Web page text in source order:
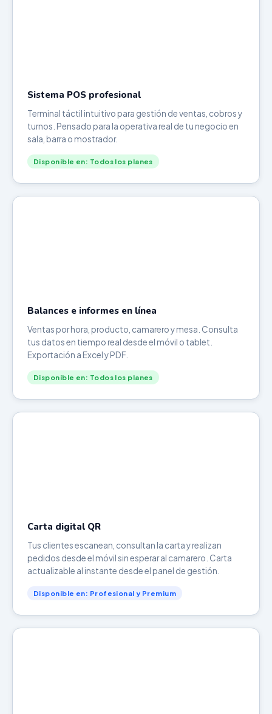
Sistema POS profesional
Terminal táctil intuitivo para gestión de ventas, cobros y
turnos. Pensado para la operativa real de tu negocio en
sala, barra o mostrador.
Disponible en: Todos los planes
Balances e informes en línea
Ventas por hora, producto, camarero y mesa. Consulta
tus datos en tiempo real desde el móvil o tablet.
Exportación a Excel y PDF.
Disponible en: Todos los planes
Carta digital QR
Tus clientes escanean, consultan la carta y realizan
pedidos desde el móvil sin esperar al camarero. Carta
actualizable al instante desde el panel de gestión.
Disponible en: Profesional y Premium